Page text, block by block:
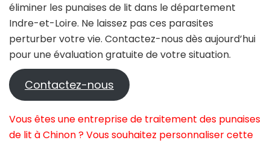
éliminer les punaises de lit dans le département
Indre-et-Loire. Ne laissez pas ces parasites
perturber votre vie. Contactez-nous dès aujourd’hui
pour une évaluation gratuite de votre situation.
Contactez-nous
Vous êtes une entreprise de traitement des punaises
de lit à Chinon ? Vous souhaitez personnaliser cette